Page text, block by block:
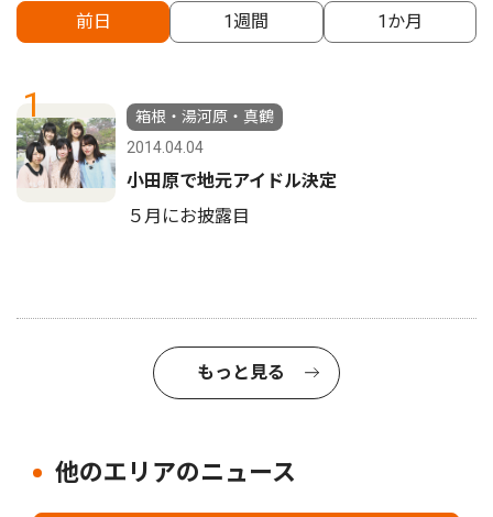
前日 1週間 1か月
1
箱根・湯河原・真鶴
2014.04.04
小田原で地元アイドル決定
５月にお披露目
もっと見る
他のエリアのニュース